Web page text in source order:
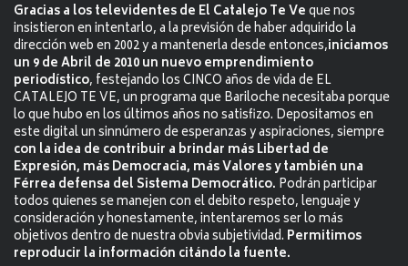
Gracias a los televidentes de El Catalejo Te Veque nos
insistieron en intentarlo, a la previsión de haber adquirido la
dirección web en 2002 y a mantenerla desde entonces,iniciamos
un 9 de Abril de 2010 un nuevo emprendimiento
periodístico, festejando los CINCO años de vida de EL
CATALEJO TE VE, un programa que Bariloche necesitaba porque
lo que hubo en los últimos años no satisfizo. Depositamos en
este digital un sinnúmero de esperanzas y aspiraciones, siempre
con la idea de contribuir a brindar más Libertad de
Expresión, más Democracia, más Valores y también una
Férrea defensa del Sistema Democrático. Podrán participar
todos quienes se manejen con el debito respeto, lenguaje y
consideración y honestamente, intentaremos ser lo más
objetivos dentro de nuestra obvia subjetividad. Permitimos
reproducir la información citándo la fuente.